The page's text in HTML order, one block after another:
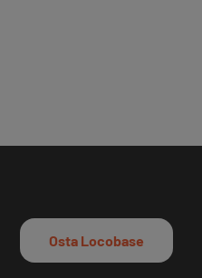
Osta Locobase